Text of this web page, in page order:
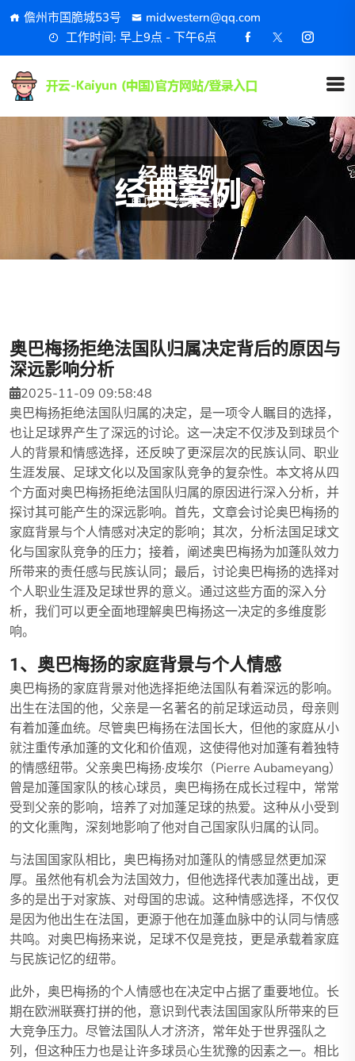
儋州市国脆城53号
midwestern@qq.com
工作时间: 早上9点 - 下午6点
经典案例
首页 经典案例
奥巴梅扬拒绝法国队归属决定背后的原因与
深远影响分析
2025-11-09 09:58:48
奥巴梅扬拒绝法国队归属的决定，是一项令人瞩目的选择，
也让足球界产生了深远的讨论。这一决定不仅涉及到球员个
人的背景和情感选择，还反映了更深层次的民族认同、职业
生涯发展、足球文化以及国家队竞争的复杂性。本文将从四
个方面对奥巴梅扬拒绝法国队归属的原因进行深入分析，并
探讨其可能产生的深远影响。首先，文章会讨论奥巴梅扬的
家庭背景与个人情感对决定的影响；其次，分析法国足球文
化与国家队竞争的压力；接着，阐述奥巴梅扬为加蓬队效力
所带来的责任感与民族认同；最后，讨论奥巴梅扬的选择对
个人职业生涯及足球世界的意义。通过这些方面的深入分
析，我们可以更全面地理解奥巴梅扬这一决定的多维度影
响。
1、奥巴梅扬的家庭背景与个人情感
奥巴梅扬的家庭背景对他选择拒绝法国队有着深远的影响。
出生在法国的他，父亲是一名著名的前足球运动员，母亲则
有着加蓬血统。尽管奥巴梅扬在法国长大，但他的家庭从小
就注重传承加蓬的文化和价值观，这使得他对加蓬有着独特
的情感纽带。父亲奥巴梅扬·皮埃尔（Pierre Aubameyang）
曾是加蓬国家队的核心球员，奥巴梅扬在成长过程中，常常
受到父亲的影响，培养了对加蓬足球的热爱。这种从小受到
的文化熏陶，深刻地影响了他对自己国家队归属的认同。
与法国国家队相比，奥巴梅扬对加蓬队的情感显然更加深
厚。虽然他有机会为法国效力，但他选择代表加蓬出战，更
多的是出于对家族、对母国的忠诚。这种情感选择，不仅仅
是因为他出生在法国，更源于他在加蓬血脉中的认同与情感
共鸣。对奥巴梅扬来说，足球不仅是竞技，更是承载着家庭
与民族记忆的纽带。
此外，奥巴梅扬的个人情感也在决定中占据了重要地位。长
期在欧洲联赛打拼的他，意识到代表法国国家队所带来的巨
大竞争压力。尽管法国队人才济济，常年处于世界强队之
列，但这种压力也是让许多球员心生犹豫的因素之一。相比